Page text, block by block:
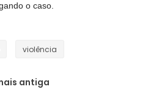
o caso.
violência
antiga